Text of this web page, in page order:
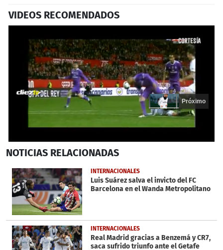
VIDEOS RECOMENDADOS
seconds
18
seconds
Próximo
NOTICIAS RELACIONADAS
INTERNACIONALES
Luis Suárez salva el invicto del FC
Barcelona en el Wanda Metropolitano
INTERNACIONALES
Real Madrid gracias a Benzemá y CR7,
saca sufrido triunfo ante el Getafe